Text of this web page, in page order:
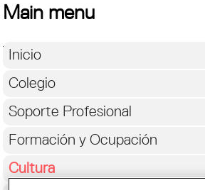
Main menu
Inicio
Colegio
Soporte Profesional
Formación y Ocupación
Cultura